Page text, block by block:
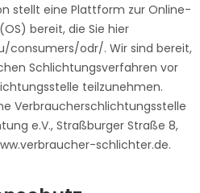
stellt eine Plattform zur Online-
bereit, die Sie hier
consumers/odr/. Wir sind bereit,
Schlichtungsverfahren vor
teilzunehmen.
Verbraucherschlichtungsstelle
e.V., Straßburger Straße 8,
schlichter.de.